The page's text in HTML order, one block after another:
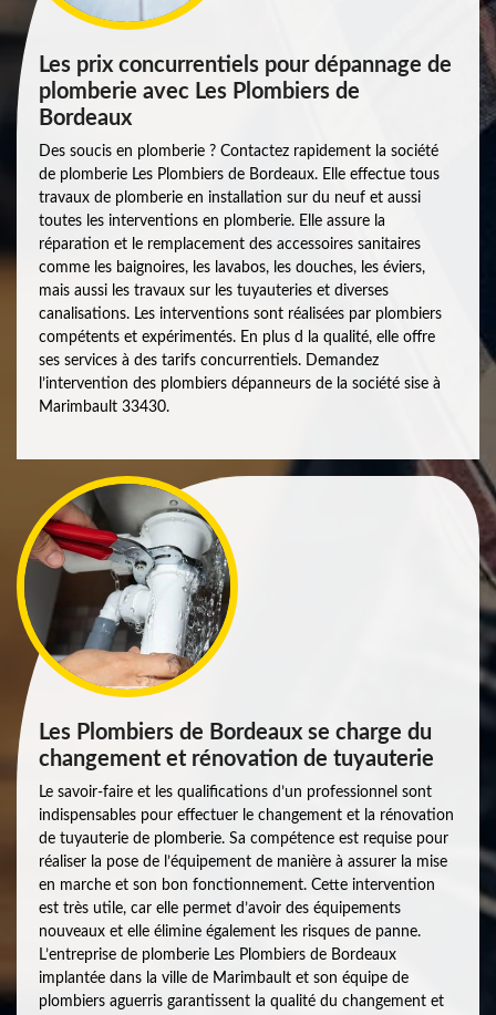
Les prix concurrentiels pour dépannage de
plomberie avec Les Plombiers de
Bordeaux
Des soucis en plomberie ? Contactez rapidement la société
de plomberie Les Plombiers de Bordeaux. Elle effectue tous
travaux de plomberie en installation sur du neuf et aussi
toutes les interventions en plomberie. Elle assure la
réparation et le remplacement des accessoires sanitaires
comme les baignoires, les lavabos, les douches, les éviers,
mais aussi les travaux sur les tuyauteries et diverses
canalisations. Les interventions sont réalisées par plombiers
compétents et expérimentés. En plus d la qualité, elle offre
ses services à des tarifs concurrentiels. Demandez
l’intervention des plombiers dépanneurs de la société sise à
Marimbault 33430.
Les Plombiers de Bordeaux se charge du
changement et rénovation de tuyauterie
Le savoir-faire et les qualifications d’un professionnel sont
indispensables pour effectuer le changement et la rénovation
de tuyauterie de plomberie. Sa compétence est requise pour
réaliser la pose de l’équipement de manière à assurer la mise
en marche et son bon fonctionnement. Cette intervention
est très utile, car elle permet d’avoir des équipements
nouveaux et elle élimine également les risques de panne.
L’entreprise de plomberie Les Plombiers de Bordeaux
implantée dans la ville de Marimbault et son équipe de
plombiers aguerris garantissent la qualité du changement et